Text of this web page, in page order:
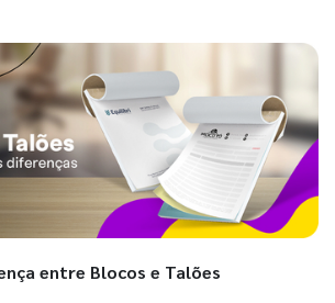
entre Blocos e Talões